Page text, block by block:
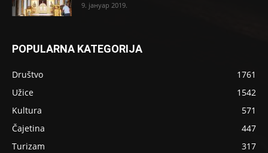
9. јануар 2019.
POPULARNA KATEGORIJA
Društvo
1761
Užice
1542
Kultura
571
Čajetina
447
Turizam
317